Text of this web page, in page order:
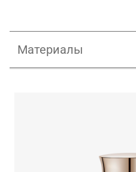
Материалы